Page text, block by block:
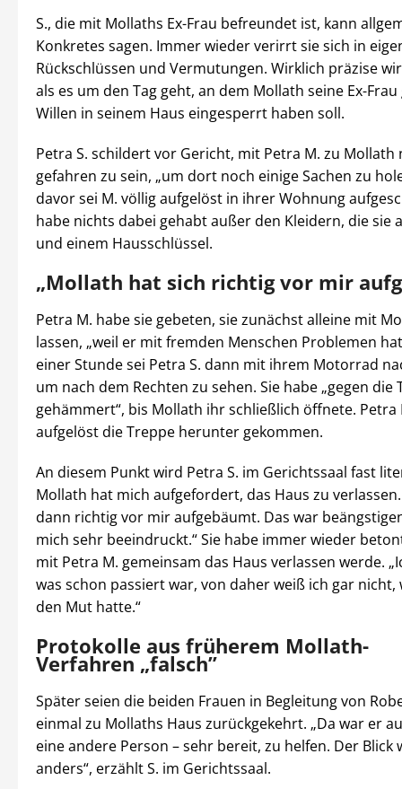
S., die mit Mollaths Ex-Frau befreundet ist, kann
Konkretes sagen. Immer wieder verirrt sie sich in
Rückschlüssen und Vermutungen. Wirklich präzise
als es um den Tag geht, an dem Mollath seine Ex-
Willen in seinem Haus eingesperrt haben soll.
Petra S. schildert vor Gericht, mit Petra M. zu Mollath
gefahren zu sein, „um dort noch einige Sachen zu
davor sei M. völlig aufgelöst in ihrer Wohnung
habe nichts dabei gehabt außer den Kleidern, die sie
und einem Hausschlüssel.
„Mollath hat sich richtig vor mir
Petra M. habe sie gebeten, sie zunächst alleine mit
lassen, „weil er mit fremden Menschen Problemen
einer Stunde sei Petra S. dann mit ihrem Motorrad
um nach dem Rechten zu sehen. Sie habe „gegen die
gehämmert“, bis Mollath ihr schließlich öffnete. Petra
aufgelöst die Treppe herunter gekommen.
An diesem Punkt wird Petra S. im Gerichtssaal fast
Mollath hat mich aufgefordert, das Haus zu
dann richtig vor mir aufgebäumt. Das war
mich sehr beeindruckt.“ Sie habe immer wieder
mit Petra M. gemeinsam das Haus verlassen werde.
was schon passiert war, von daher weiß ich gar nicht,
den Mut hatte.“
Protokolle aus früherem Mollath-
Verfahren „falsch”
Später seien die beiden Frauen in Begleitung von
einmal zu Mollaths Haus zurückgekehrt. „Da war er
eine andere Person – sehr bereit, zu helfen. Der Blick
anders“, erzählt S. im Gerichtssaal.